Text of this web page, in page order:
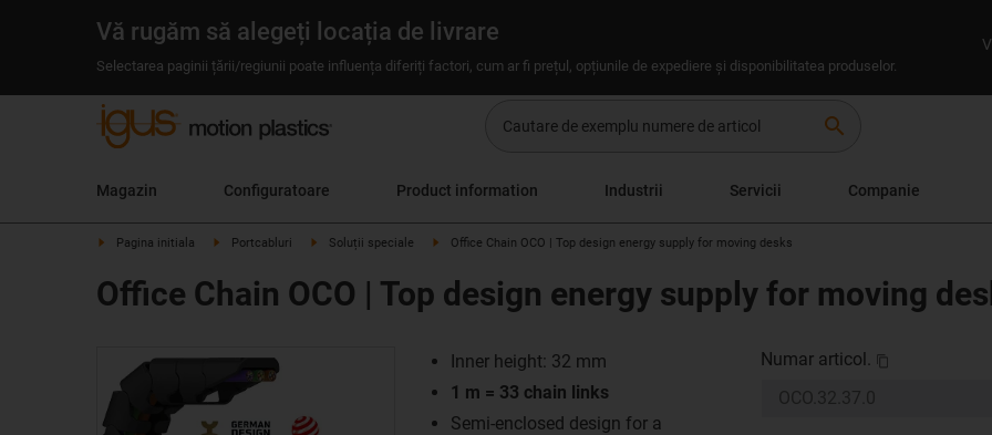
Vă rugăm să alegeți locația de livrare
Selectarea paginii țării/regiunii poate influența diferiți factori, cum ar fi prețul, opțiunile de expediere și disponibilitatea produselor.
search
Magazin Configuratoare Product information Industrii Servicii Companie
Pagina initiala Portcabluri Soluții speciale Office Chain OCO | Top design energy supply for moving desks
Office Chain OCO | Top design energy supply for moving
Inner height: 32 mm
1 m = 33 chain links
Semi-enclosed design for a
Numar articol.